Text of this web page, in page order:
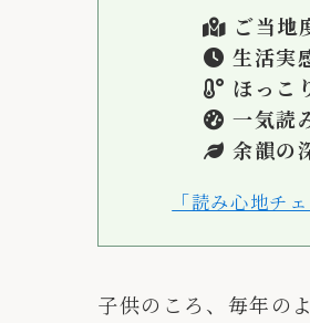
ご当
生活
ほっ
一気
余韻の
「読み心地チ
子供のころ、毎年の